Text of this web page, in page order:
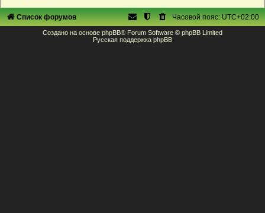
Список форумов Часовой пояс:UTC+02:00
Создано на основе phpBB® Forum Software © phpBB Limited
Русская поддержка phpBB